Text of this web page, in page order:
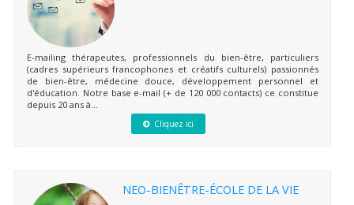
E-mailing thérapeutes, professionnels du bien-être, particuliers
(cadres supérieurs francophones et créatifs culturels) passionnés
de bien-être, médecine douce, développement personnel et
d'éducation. Notre base e-mail (+ de 120 000 contacts) ce constitue
depuis 20 ans à...
Cliquez ici
NEO-BIENÊTRE-ÉCOLE DE LA VIE